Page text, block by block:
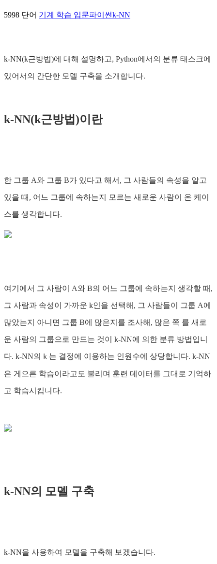
5998 단어 기계 학습 입문파이썬k-NN
k-NN(k근방법)에 대해 설명하고, Python에서의 분류 태스크에
있어서의 간단한 모델 구축을 소개합니다.
k-NN(k근방법)이란
한 그룹 A와 그룹 B가 있다고 해서, 그 사람들의 속성을 알고
있을 때, 어느 그룹에 속하는지 모르는 새로운 사람이 온 케이
스를 생각합니다.
여기에서 그 사람이 A와 B의 어느 그룹에 속하는지 생각할 때,
그 사람과 속성이 가까운 k인을 선택해, 그 사람들이 그룹 A에
많았는지 아니면 그룹 B에 많은지를 조사해, 많은 쪽 를 새로
운 사람의 그룹으로 만드는 것이 k-NN에 의한 분류 방법입니
다. k-NN의 k 는 결정에 이용하는 인원수에 상당합니다. k-NN
은 게으른 학습이라고도 불리며 훈련 데이터를 그대로 기억하
고 학습시킵니다.
k-NN의 모델 구축
k-NN을 사용하여 모델을 구축해 보겠습니다.